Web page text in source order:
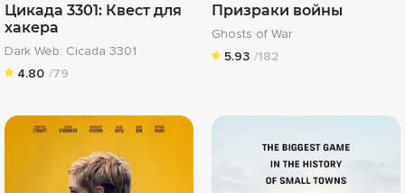
Цикада 3301: Квест для
хакера
Dark Web: Cicada 3301
4.80 /79
Призраки войны
Ghosts of War
5.93 /182